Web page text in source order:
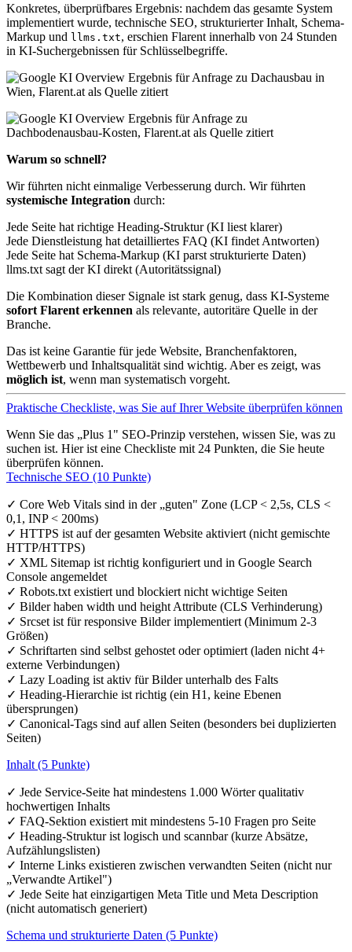
Konkretes, überprüfbares Ergebnis: nachdem das gesamte System
implementiert wurde, technische SEO, strukturierter Inhalt, Schema-
Markup und llms.txt, erschien Flarent innerhalb von 24 Stunden
in KI-Suchergebnissen für Schlüsselbegriffe.
Warum so schnell?
Wir führten nicht einmalige Verbesserung durch. Wir führten
systemische Integration durch:
Jede Seite hat richtige Heading-Struktur (KI liest klarer)
Jede Dienstleistung hat detailliertes FAQ (KI findet Antworten)
Jede Seite hat Schema-Markup (KI parst strukturierte Daten)
llms.txt sagt der KI direkt (Autoritätssignal)
Die Kombination dieser Signale ist stark genug, dass KI-Systeme
sofort Flarent erkennen als relevante, autoritäre Quelle in der
Branche.
Das ist keine Garantie für jede Website, Branchenfaktoren,
Wettbewerb und Inhaltsqualität sind wichtig. Aber es zeigt, was
möglich ist, wenn man systematisch vorgeht.
Praktische Checkliste, was Sie auf Ihrer Website überprüfen können
Wenn Sie das „Plus 1" SEO-Prinzip verstehen, wissen Sie, was zu
suchen ist. Hier ist eine Checkliste mit 24 Punkten, die Sie heute
überprüfen können.
Technische SEO (10 Punkte)
✓ Core Web Vitals sind in der „guten" Zone (LCP < 2,5s, CLS <
0,1, INP < 200ms)
✓ HTTPS ist auf der gesamten Website aktiviert (nicht gemischte
HTTP/HTTPS)
✓ XML Sitemap ist richtig konfiguriert und in Google Search
Console angemeldet
✓ Robots.txt existiert und blockiert nicht wichtige Seiten
✓ Bilder haben width und height Attribute (CLS Verhinderung)
✓ Srcset ist für responsive Bilder implementiert (Minimum 2-3
Größen)
✓ Schriftarten sind selbst gehostet oder optimiert (laden nicht 4+
externe Verbindungen)
✓ Lazy Loading ist aktiv für Bilder unterhalb des Falts
✓ Heading-Hierarchie ist richtig (ein H1, keine Ebenen
übersprungen)
✓ Canonical-Tags sind auf allen Seiten (besonders bei duplizierten
Seiten)
Inhalt (5 Punkte)
✓ Jede Service-Seite hat mindestens 1.000 Wörter qualitativ
hochwertigen Inhalts
✓ FAQ-Sektion existiert mit mindestens 5-10 Fragen pro Seite
✓ Heading-Struktur ist logisch und scannbar (kurze Absätze,
Aufzählungslisten)
✓ Interne Links existieren zwischen verwandten Seiten (nicht nur
„Verwandte Artikel")
✓ Jede Seite hat einzigartigen Meta Title und Meta Description
(nicht automatisch generiert)
Schema und strukturierte Daten (5 Punkte)